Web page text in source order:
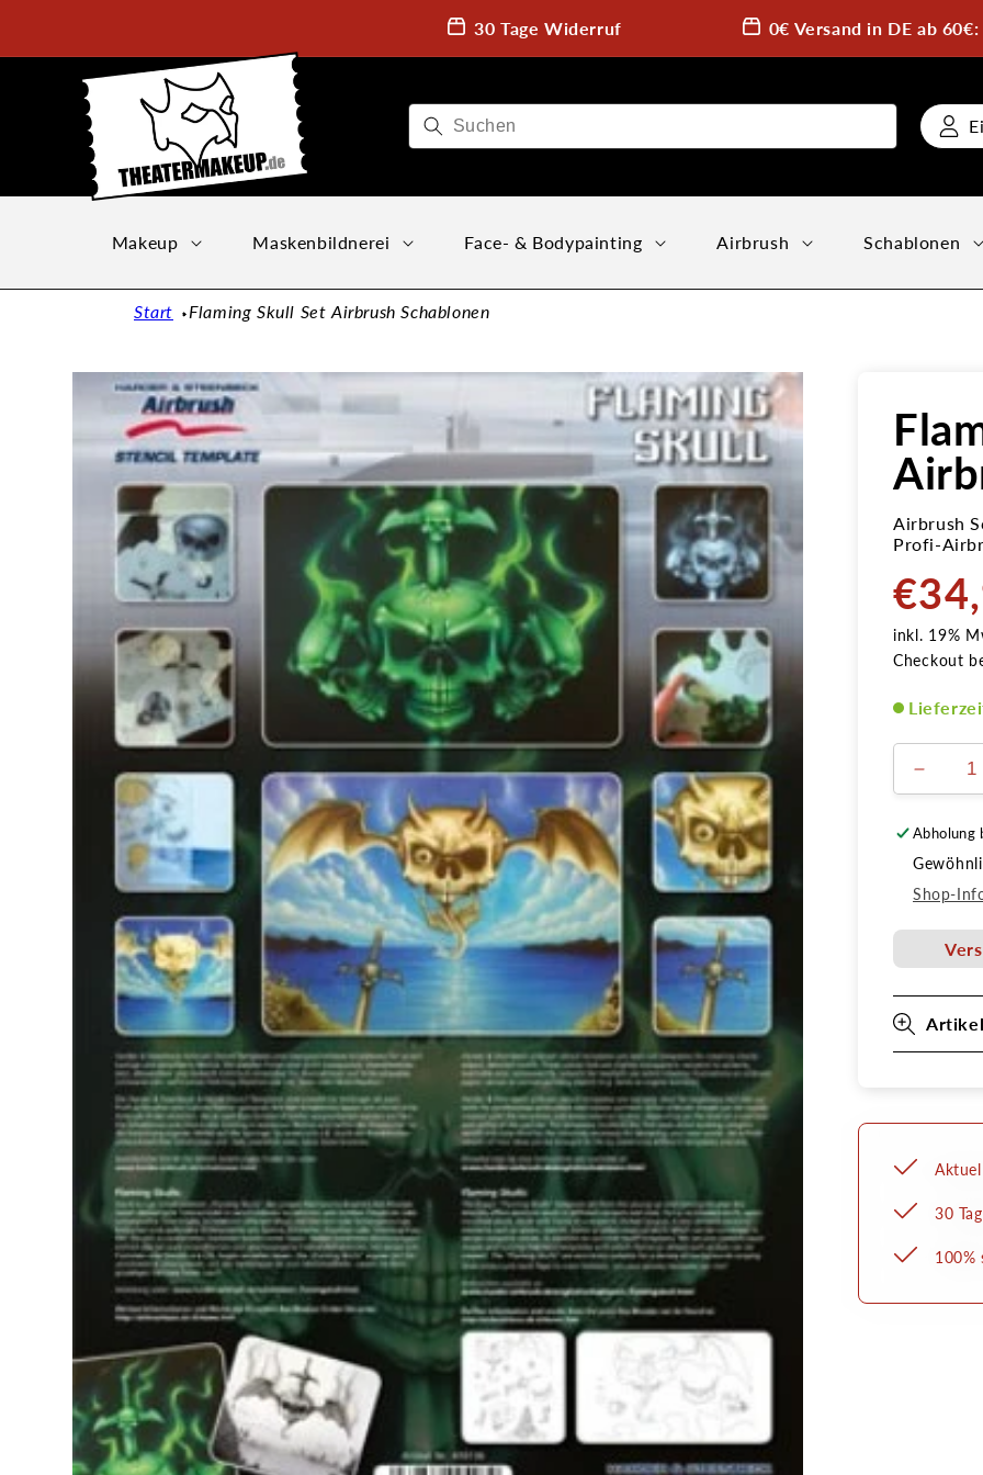
30 Tage Widerruf 0€ Versand in DE ab 60€:
Makeup Maskenbildnerei Face- & Bodypainting Airbrush Schablonen
Start Flaming Skull Set Airbrush Schablonen
Zu
Produktinformationen
springen
Airbrush
Profi-
Preis
inkl. 19%
Checkout
die
Menge
Skull
Abholung
Shop-
30
100%